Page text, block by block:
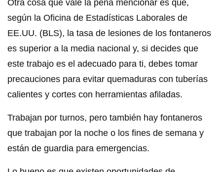
Otra cosa que vale la pena mencionar es que,
según la Oficina de Estadísticas Laborales de
EE.UU. (BLS), la tasa de lesiones de los fontaneros
es superior a la media nacional y, si decides que
este trabajo es el adecuado para ti, debes tomar
precauciones para evitar quemaduras con tuberías
calientes y cortes con herramientas afiladas.
Trabajan por turnos, pero también hay fontaneros
que trabajan por la noche o los fines de semana y
están de guardia para emergencias.